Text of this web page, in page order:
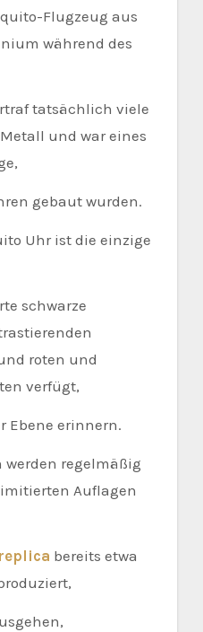
Flugzeug aus
während des
tatsächlich viele
und war eines
gebaut wurden.
Uhr ist die einzige
schwarze
roten und
verfügt,
erinnern.
regelmäßig
Auflagen
bereits etwa